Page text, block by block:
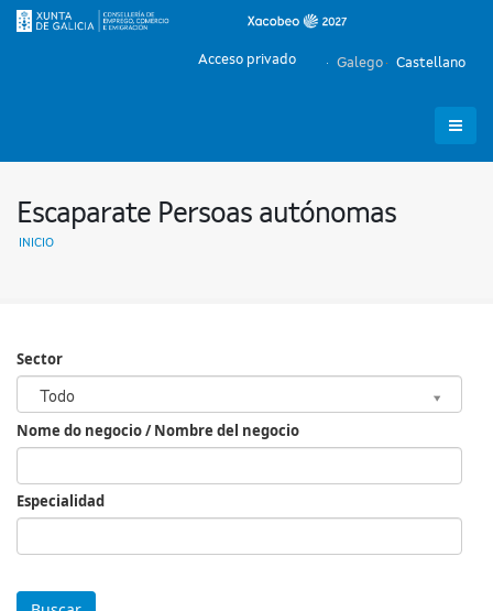
Galego Castellano
Acceso privado
Escaparate Persoas autónomas
INICIO
Sector
Todo
Sector
Nome do negocio / Nombre del negocio
Especialidad